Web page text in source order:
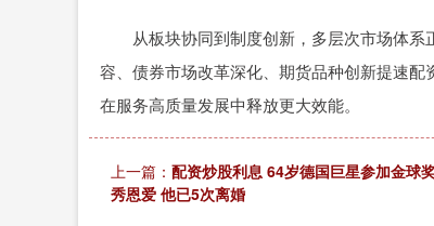
从板块协同到制度创新，多层次市场体系
容、债券市场改革深化、期货品种创新提速
在服务高质量发展中释放更大效能。
上一篇： 配资炒股利息 64岁德国巨星参加金球
秀恩爱 他已5次离婚